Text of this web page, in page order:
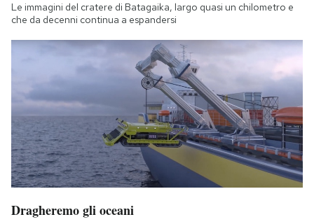
Le immagini del cratere di Batagaika, largo quasi un chilometro e
che da decenni continua a espandersi
Dragheremo gli oceani